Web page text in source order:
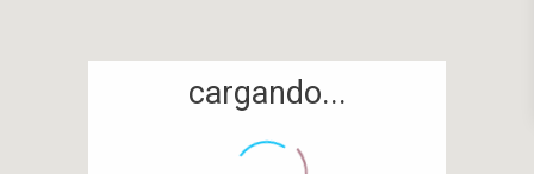
cargando...